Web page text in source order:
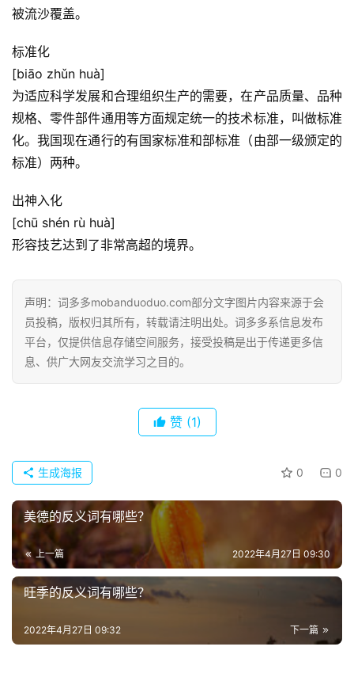
典
歌
词
古
今
诗
常
用
网
络
热
词
台
词
其
他
词
语
登录
被流沙覆盖。
标准化
[biāo zhǔn huà]
为适应科学发展和合理组织生产的需要，在产品质量、品种
规格、零件部件通用等方面规定统一的技术标准，叫做标准
化。我国现在通行的有国家标准和部标准（由部一级颁定的
标准）两种。
出神入化
[chū shén rù huà]
形容技艺达到了非常高超的境界。
声明：词多多mobanduoduo.com部分文字图片内容来源于会
员投稿，版权归其所有，转载请注明出处。词多多系信息发布
平台，仅提供信息存储空间服务，接受投稿是出于传递更多信
息、供广大网友交流学习之目的。
赞 (1)
0 0
生成海报
美德的反义词有哪些？
上一篇 2022年4月27日 09:30
旺季的反义词有哪些？
下一篇
2022年4月27日 09:32